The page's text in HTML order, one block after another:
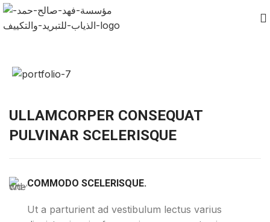
ULLAMCORPER CONSEQUAT
PULVINAR SCELERISQUE
COMMODO SCELERISQUE.
Ut a parturient ad vestibulum lectus varius